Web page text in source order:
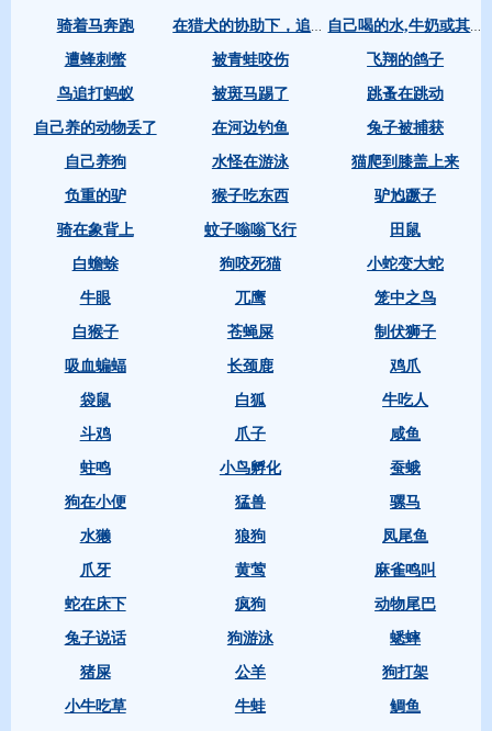
骑着马奔跑
遭蜂刺螫 被青蛙咬伤 飞翔的鸽子
鸟追打蚂蚁 被斑马踢了 跳蚤在跳动
自己养的动物丢了 在河边钓鱼 兔子被捕获
自己养狗 水怪在游泳 猫爬到膝盖上来
负重的驴 猴子吃东西 驴尥蹶子
骑在象背上 蚊子嗡嗡飞行 田鼠
白蟾蜍 狗咬死猫 小蛇变大蛇
牛眼 兀鹰 笼中之鸟
白猴子 苍蝇屎 制伏狮子
吸血蝙蝠 长颈鹿 鸡爪
袋鼠 白狐 牛吃人
斗鸡 爪子 咸鱼
蛀鸣 小鸟孵化 蚕蛾
狗在小便 猛兽 骡马
水獭 狼狗 凤尾鱼
爪牙 黄莺 麻雀鸣叫
蛇在床下 疯狗 动物尾巴
兔子说话 狗游泳 蟋蟀
猪屎 公羊 狗打架
小牛吃草 牛蛙 鲷鱼